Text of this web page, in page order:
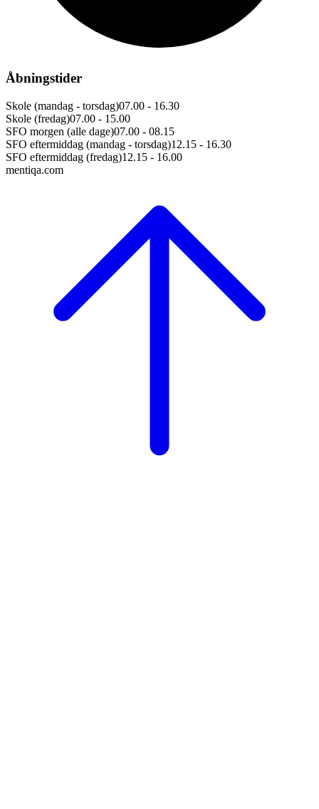
Åbningstider
Skole (mandag - torsdag)07.00 - 16.30
Skole (fredag)07.00 - 15.00
SFO morgen (alle dage)07.00 - 08.15
SFO eftermiddag (mandag - torsdag)12.15 - 16.30
SFO eftermiddag (fredag)12.15 - 16.00
mentiqa.com